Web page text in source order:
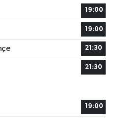
19:00
19:00
21:30
21:30
19:00